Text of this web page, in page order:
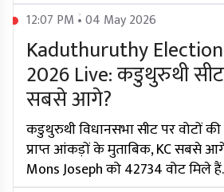
12:07 PM • 04 May 2026
Kaduthuruthy
2026 Live: कडुथुरुथी
सबसे आगे?
कडुथुरुथी विधानसभा सीट पर वोटों की
प्राप्त आंकड़ों के मुताबिक, KC सबसे आगे
Mons Joseph को 42734 वोट मिले हैं.